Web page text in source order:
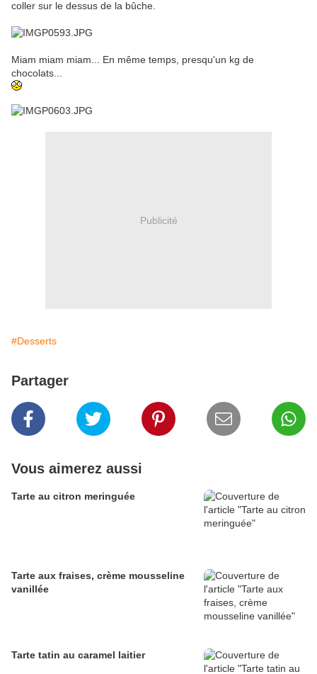
coller sur le dessus de la bûche.
Miam miam miam... En même temps, presqu'un kg de
chocolats...
Publicité
#Desserts
Partager
Vous aimerez aussi
Tarte au citron meringuée
Tarte aux fraises, crème mousseline
vanillée
Tarte tatin au caramel laitier